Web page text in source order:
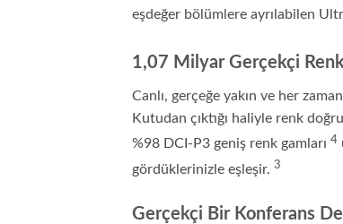
eşdeğer bölümlere ayrılabilen
1,07 Milyar Gerçekçi
Canlı, gerçeğe yakın ve her
Kutudan çıktığı haliyle renk
%98 DCI-P3 geniş renk gamları 4
gördüklerinizle eşleşir. 3
Gerçekçi Bir Konferans